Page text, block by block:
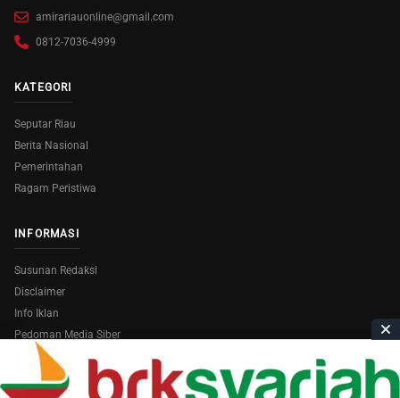
amirariauonline@gmail.com
0812-7036-4999
KATEGORI
Seputar Riau
Berita Nasional
Pemerintahan
Ragam Peristiwa
INFORMASI
Susunan Redaksi
Disclaimer
Info Iklan
Pedoman Media Siber